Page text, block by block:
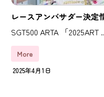
レースアンバサダー決定
SGT500 ARTA 「2025ART
More
2025年4月1日